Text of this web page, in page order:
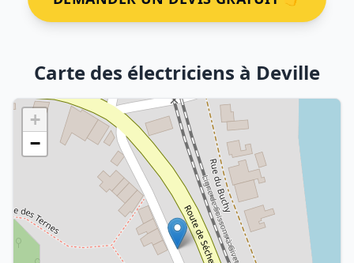
Carte des électriciens à Deville
+
−